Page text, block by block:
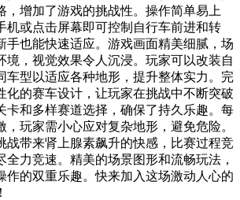
，增加了游戏的挑战性。操作简单易上
机或点击屏幕即可控制自行车前进和转
手也能快速适应。游戏画面精美细腻，场
境，视觉效果令人沉浸。玩家可以改装自
车型以适应各种地形，提升整体实力。完
化的赛车设计，让玩家在挑战中不断突破
卡和多样赛道选择，确保了持久乐趣。每
，玩家需小心应对复杂地形，避免危险。
战带来肾上腺素飙升的快感，比赛过程竞
全力竞速。精美的场景图形和流畅玩法，
作的双重乐趣。快来加入这场激动人心的